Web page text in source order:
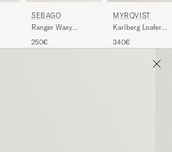
SEBAGO
Ranger Waxy
Brown Gum
250€
MYRQVIST
Karlberg Loafer
340€